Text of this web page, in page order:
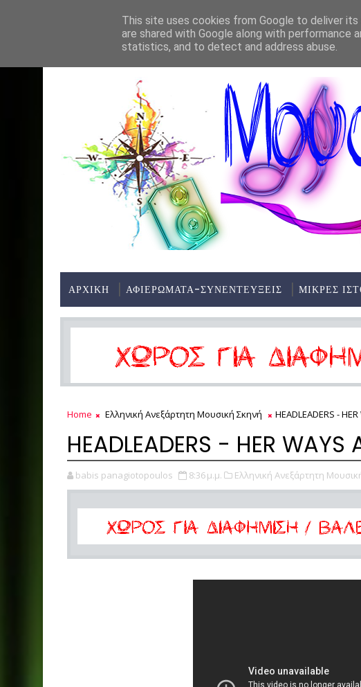
About Contact
ΤΕΛΕΥΤΑΊΑ ΝΈΑ:
ΑΡΧΙΚΗ ΑΦΙΕΡΩΜΑΤΑ-ΣΥΝΕΝΤΕΥΞΕΙΣ ΜΙΚΡΕΣ
Home Ελληνική Ανεξάρτητη Μουσική Σκηνή HEADLEADERS -
HEADLEADERS - HER WAYS
babis panagiotopoulos 8:36 μ.μ. Ελληνική Ανεξάρτητη
This site uses cookies from Google to deliver
are shared with Google along with performance
statistics, and to detect and address abuse.